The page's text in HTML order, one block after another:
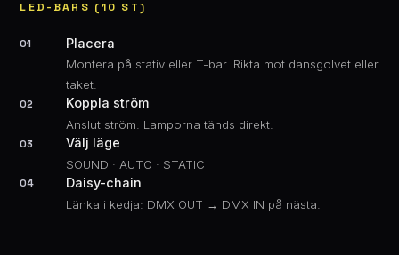
LED-BARS (10 ST)
01 Placera
Montera på stativ eller T-bar. Rikta mot dansgolvet eller
taket.
02 Koppla ström
Anslut ström. Lamporna tänds direkt.
03 Välj läge
SOUND · AUTO · STATIC
04 Daisy-chain
Länka i kedja: DMX OUT → DMX IN på nästa.